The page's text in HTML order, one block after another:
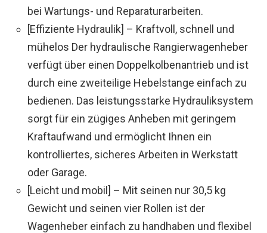
bei Wartungs- und Reparaturarbeiten.
[Effiziente Hydraulik] – Kraftvoll, schnell und
mühelos Der hydraulische Rangierwagenheber
verfügt über einen Doppelkolbenantrieb und ist
durch eine zweiteilige Hebelstange einfach zu
bedienen. Das leistungsstarke Hydrauliksystem
sorgt für ein zügiges Anheben mit geringem
Kraftaufwand und ermöglicht Ihnen ein
kontrolliertes, sicheres Arbeiten in Werkstatt
oder Garage.
[Leicht und mobil] – Mit seinen nur 30,5 kg
Gewicht und seinen vier Rollen ist der
Wagenheber einfach zu handhaben und flexibel